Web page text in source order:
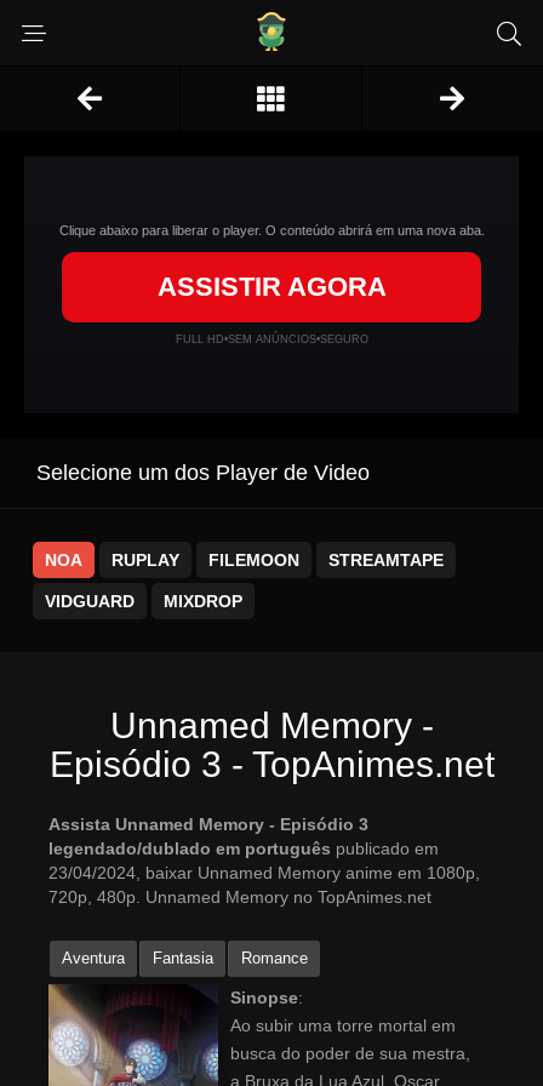
Clique abaixo para liberar o player. O conteúdo abrirá em uma nova aba.
ASSISTIR AGORA
FULL HD•SEM ANÚNCIOS•SEGURO
Selecione um dos Player de Video
NOA RUPLAY FILEMOON STREAMTAPE
VIDGUARD MIXDROP
Unnamed Memory -
Episódio 3 - TopAnimes.net
Assista Unnamed Memory - Episódio 3
legendado/dublado em português publicado em
23/04/2024, baixar Unnamed Memory anime em 1080p,
720p, 480p. Unnamed Memory no TopAnimes.net
Aventura Fantasia Romance
Sinopse:
Ao subir uma torre mortal em
busca do poder de sua mestra,
a Bruxa da Lua Azul, Oscar